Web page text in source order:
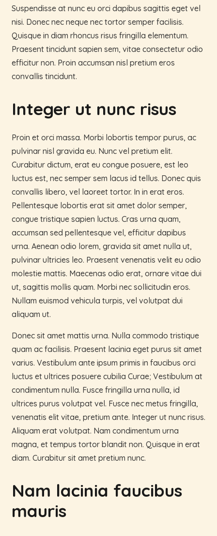
Suspendisse at nunc eu orci dapibus sagittis eget vel
nisi. Donec nec neque nec tortor semper facilisis.
Quisque in diam rhoncus risus fringilla elementum.
Praesent tincidunt sapien sem, vitae consectetur odio
efficitur non. Proin accumsan nisl pretium eros
convallis tincidunt.
Integer ut nunc risus
Proin et orci massa. Morbi lobortis tempor purus, ac
pulvinar nisl gravida eu. Nunc vel pretium elit.
Curabitur dictum, erat eu congue posuere, est leo
luctus est, nec semper sem lacus id tellus. Donec quis
convallis libero, vel laoreet tortor. In in erat eros.
Pellentesque lobortis erat sit amet dolor semper,
congue tristique sapien luctus. Cras urna quam,
accumsan sed pellentesque vel, efficitur dapibus
urna. Aenean odio lorem, gravida sit amet nulla ut,
pulvinar ultricies leo. Praesent venenatis velit eu odio
molestie mattis. Maecenas odio erat, ornare vitae dui
ut, sagittis mollis quam. Morbi nec sollicitudin eros.
Nullam euismod vehicula turpis, vel volutpat dui
aliquam ut.
Donec sit amet mattis urna. Nulla commodo tristique
quam ac facilisis. Praesent lacinia eget purus sit amet
varius. Vestibulum ante ipsum primis in faucibus orci
luctus et ultrices posuere cubilia Curae; Vestibulum at
condimentum nulla. Fusce fringilla urna nulla, id
ultrices purus volutpat vel. Fusce nec metus fringilla,
venenatis elit vitae, pretium ante. Integer ut nunc risus.
Aliquam erat volutpat. Nam condimentum urna
magna, et tempus tortor blandit non. Quisque in erat
diam. Curabitur sit amet pretium nunc.
Nam lacinia faucibus
mauris